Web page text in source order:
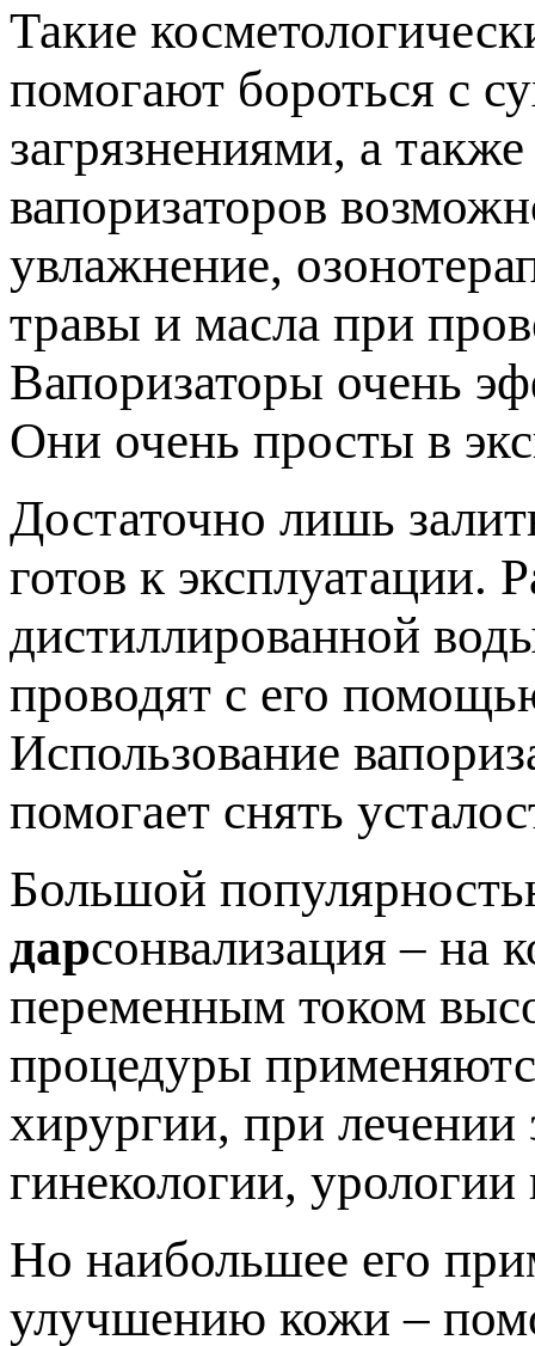
Такие
помогают бороться с
загрязнениями, а
вапоризаторов
увлажнение,
травы и масла при
Вапоризаторы очень
Они очень просты в
Достаточно лишь
готов к эксплуатации.
дистиллированной
проводят с его
Использование
помогает снять
Большой
дарсонвализация – на
переменным током
процедуры
хирургии, при лечении
гинекологии, урологии
Но наибольшее его
улучшению кожи –